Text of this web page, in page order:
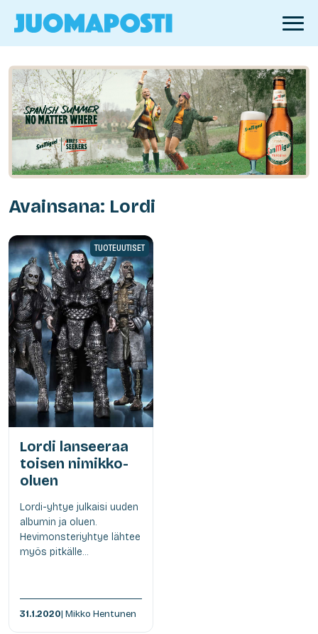
Avainsana: Lordi
TUOTEUUTISET
Lordi lanseeraa
toisen nimikko-
oluen
Lordi-yhtye julkaisi uuden
albumin ja oluen.
Hevimonsteriyhtye lähtee
myös pitkälle...
31.1.2020| Mikko Hentunen